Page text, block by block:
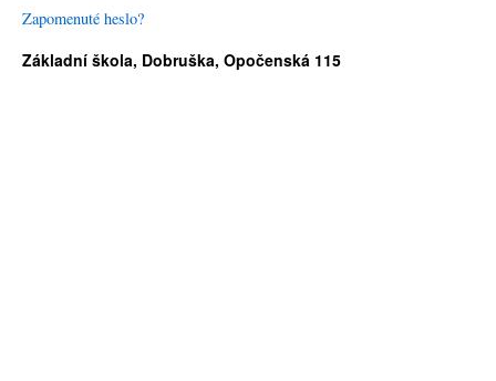
Zapomenuté heslo?
Základní škola, Dobruška, Opočenská 115